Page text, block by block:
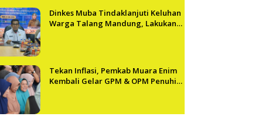
Dinkes Muba Tindaklanjuti Keluhan
Warga Talang Mandung, Lakukan
Tekan Inflasi, Pemkab Muara Enim
Kembali Gelar GPM & OPM Penuhi